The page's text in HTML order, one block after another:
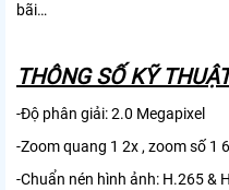
bãi…
THÔNG SỐ KỸ
-Độ phân giải: 2.0 Megapixel
-Zoom quang 1 2x , zoom số 1
-Chuẩn nén hình ảnh: H.265 &